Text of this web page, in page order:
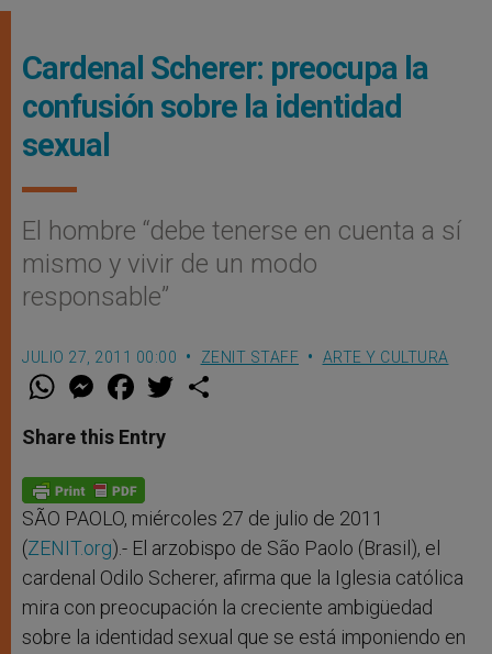
Cardenal Scherer: preocupa la
confusión sobre la identidad
sexual
El hombre “debe tenerse en cuenta a sí
mismo y vivir de un modo
responsable”
JULIO 27, 2011 00:00 ZENIT STAFF ARTE Y CULTURA
W
t
s
p
p
M
e
s
e
g
e
r
F
a
e
b
o
k
w
Share this Entry
SÃO PAOLO, miércoles 27 de julio de 2011
(ZENIT.org).- El arzobispo de São Paolo (Brasil), el
cardenal Odilo Scherer, afirma que la Iglesia católica
mira con preocupación la creciente ambigüedad
sobre la identidad sexual que se está imponiendo en